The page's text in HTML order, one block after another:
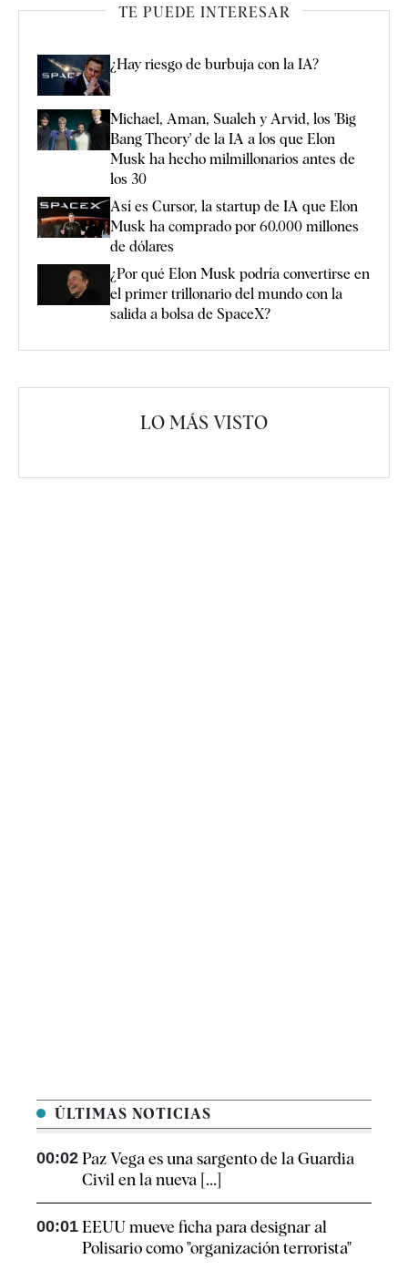
TE PUEDE INTERESAR
¿Hay riesgo de burbuja con la IA?
Michael, Aman, Sualeh y Arvid, los 'Big
Bang Theory' de la IA a los que Elon
Musk ha hecho milmillonarios antes de
los 30
Así es Cursor, la startup de IA que Elon
Musk ha comprado por 60.000 millones
de dólares
¿Por qué Elon Musk podría convertirse en
el primer trillonario del mundo con la
salida a bolsa de SpaceX?
LO MÁS VISTO
ÚLTIMAS NOTICIAS
00:02 Paz Vega es una sargento de la Guardia
Civil en la nueva [...]
00:01 EEUU mueve ficha para designar al
Polisario como "organización terrorista"